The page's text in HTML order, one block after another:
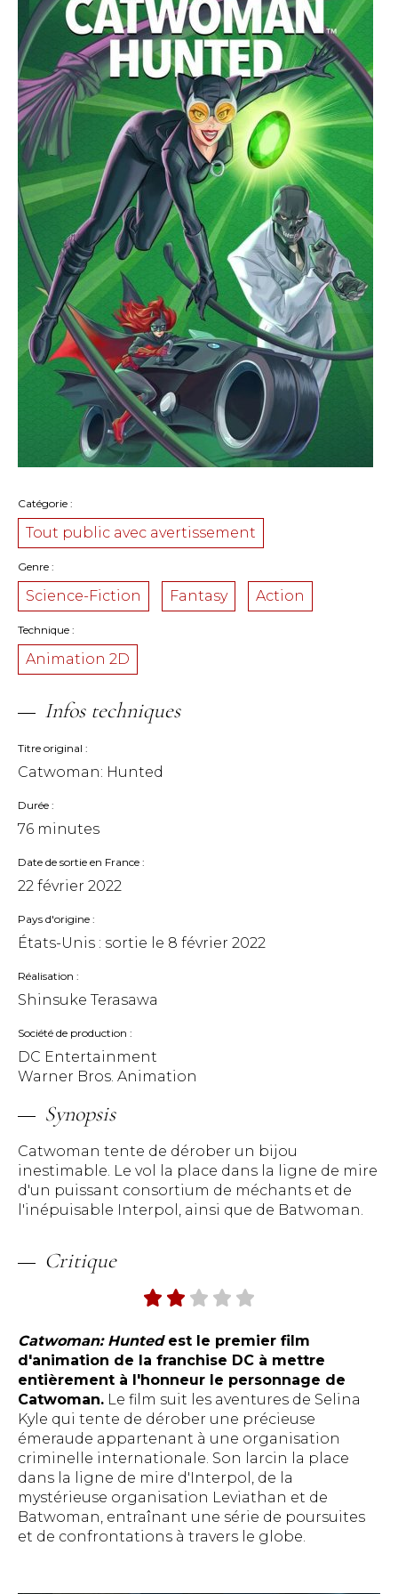
Catégorie
Tout public avec avertissement
Genre
Science-Fiction Fantasy Action
Technique
Animation 2D
Infos techniques
Titre original
Catwoman: Hunted
Durée
76 minutes
Date de sortie en France
22 février 2022
Pays d'origine
États-Unis : sortie le 8 février 2022
Réalisation
Shinsuke Terasawa
Société de production
DC Entertainment
Warner Bros. Animation
Synopsis
Catwoman tente de dérober un bijou
inestimable. Le vol la place dans la ligne de mire
d'un puissant consortium de méchants et de
l'inépuisable Interpol, ainsi que de Batwoman.
Critique
Catwoman: Huntedest le premier film
d'animation de la franchise DC à mettre
entièrement à l'honneur le personnage de
Catwoman. Le film suit les aventures de Selina
Kyle qui tente de dérober une précieuse
émeraude appartenant à une organisation
criminelle internationale. Son larcin la place
dans la ligne de mire d'Interpol, de la
mystérieuse organisation Leviathan et de
Batwoman, entraînant une série de poursuites
et de confrontations à travers le globe.​